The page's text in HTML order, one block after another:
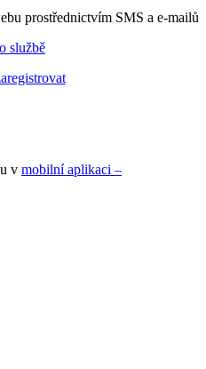
prostřednictvím SMS a e-mailů
službě
v mobilní aplikaci –